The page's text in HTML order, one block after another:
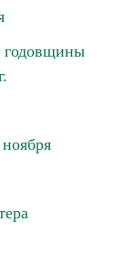
годовщины